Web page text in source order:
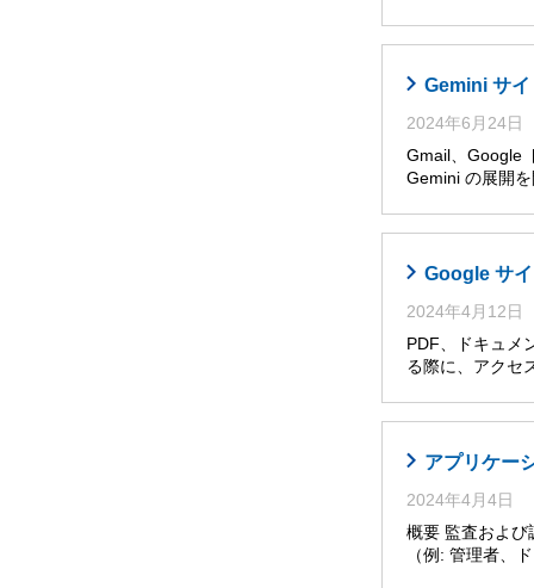
Gemini サ
2024年6月24日
Gmail、Google
Gemini の展開
Google サ
2024年4月12日
PDF、ドキュメ
る際に、アクセ
アプリケー
2024年4月4日
概要 監査および
（例: 管理者、